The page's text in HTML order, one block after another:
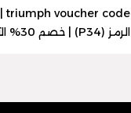
الرمز (P34) | خصم 30% الآن